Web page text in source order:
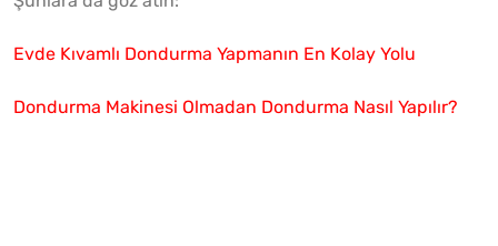
Evde Kıvamlı Dondurma Yapmanın En Kolay Yolu
Dondurma Makinesi Olmadan Dondurma Nasıl Yapılır?